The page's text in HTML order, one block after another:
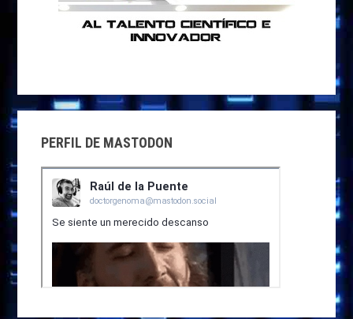
PERFIL DE MASTODON